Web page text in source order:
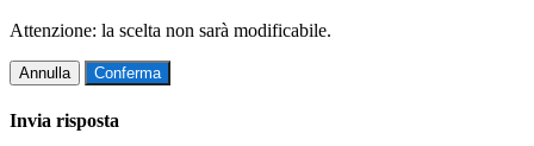
Attenzione: la scelta non sarà modificabile.
Annulla Conferma
Invia risposta